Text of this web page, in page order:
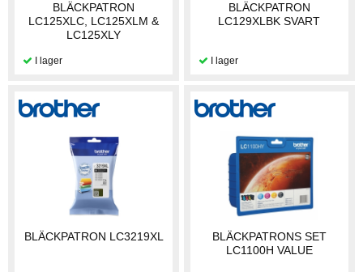
BLÄCKPATRON
LC125XLC, LC125XLM &
LC125XLY
BLÄCKPATRON
LC129XLBK SVART
BLÄCKPATRON LC3219XL
BLÄCKPATRONS SET
LC1100H VALUE